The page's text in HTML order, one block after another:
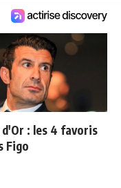
d'Or : les 4 favoris
Figo